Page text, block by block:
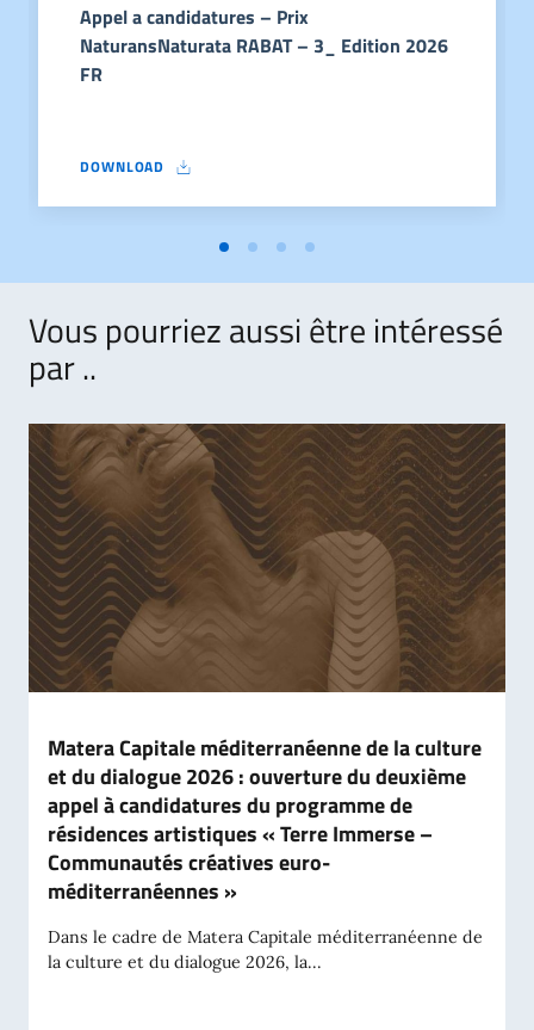
Appel a candidatures – Prix
NaturansNaturata RABAT – 3_ Edition 2026
FR
DOWNLOAD
APPEL A CANDIDATURES – PRIX NATURANSNATURATA RABAT
Vous pourriez aussi être intéressé
par ..
Matera Capitale méditerranéenne de la culture
et du dialogue 2026 : ouverture du deuxième
appel à candidatures du programme de
résidences artistiques « Terre Immerse –
Communautés créatives euro-
méditerranéennes »
Dans le cadre de Matera Capitale méditerranéenne de
la culture et du dialogue 2026, la...